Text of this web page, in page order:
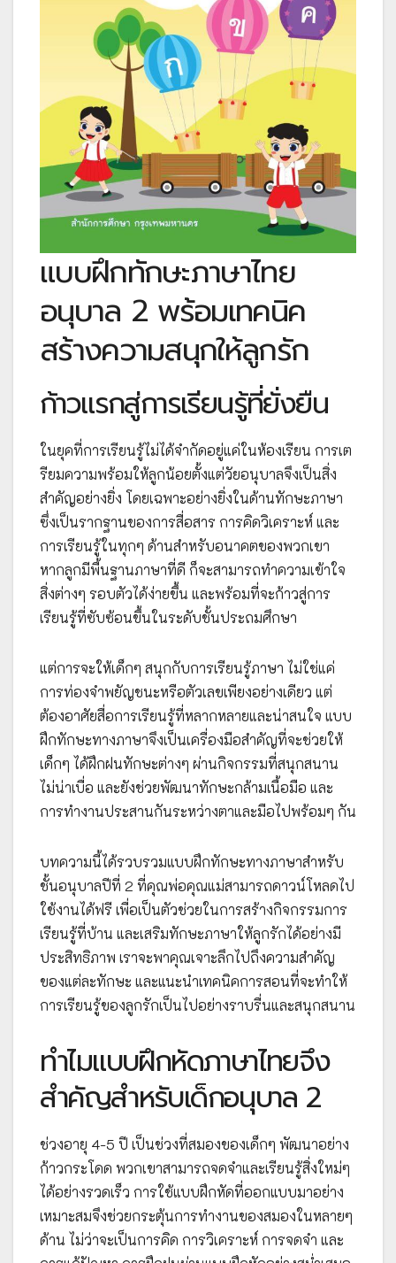
แบบฝึกทักษะภาษาไทย
อนุบาล 2 พร้อมเทคนิค
สร้างความสนุกให้ลูกรัก
ก้าวแรกสู่การเรียนรู้ที่ยั่งยืน
ในยุคที่การเรียนรู้ไม่ได้จำกัดอยู่แค่ในห้องเรียน การเต
รียมความพร้อมให้ลูกน้อยตั้งแต่วัยอนุบาลจึงเป็นสิ่ง
สำคัญอย่างยิ่ง โดยเฉพาะอย่างยิ่งในด้านทักษะภาษา
ซึ่งเป็นรากฐานของการสื่อสาร การคิดวิเคราะห์ และ
การเรียนรู้ในทุกๆ ด้านสำหรับอนาคตของพวกเขา
หากลูกมีพื้นฐานภาษาที่ดี ก็จะสามารถทำความเข้าใจ
สิ่งต่างๆ รอบตัวได้ง่ายขึ้น และพร้อมที่จะก้าวสู่การ
เรียนรู้ที่ซับซ้อนขึ้นในระดับชั้นประถมศึกษา
แต่การจะให้เด็กๆ สนุกกับการเรียนรู้ภาษา ไม่ใช่แค่
การท่องจำพยัญชนะหรือตัวเลขเพียงอย่างเดียว แต่
ต้องอาศัยสื่อการเรียนรู้ที่หลากหลายและน่าสนใจ แบบ
ฝึกทักษะทางภาษาจึงเป็นเครื่องมือสำคัญที่จะช่วยให้
เด็กๆ ได้ฝึกฝนทักษะต่างๆ ผ่านกิจกรรมที่สนุกสนาน
ไม่น่าเบื่อ และยังช่วยพัฒนาทักษะกล้ามเนื้อมือ และ
การทำงานประสานกันระหว่างตาและมือไปพร้อมๆ กัน
บทความนี้ได้รวบรวมแบบฝึกทักษะทางภาษาสำหรับ
ชั้นอนุบาลปีที่ 2 ที่คุณพ่อคุณแม่สามารถดาวน์โหลดไป
ใช้งานได้ฟรี เพื่อเป็นตัวช่วยในการสร้างกิจกรรมการ
เรียนรู้ที่บ้าน และเสริมทักษะภาษาให้ลูกรักได้อย่างมี
ประสิทธิภาพ เราจะพาคุณเจาะลึกไปถึงความสำคัญ
ของแต่ละทักษะ และแนะนำเทคนิคการสอนที่จะทำให้
การเรียนรู้ของลูกรักเป็นไปอย่างราบรื่นและสนุกสนาน
ทำไมแบบฝึกหัดภาษาไทยจึง
สำคัญสำหรับเด็กอนุบาล 2
ช่วงอายุ 4-5 ปี เป็นช่วงที่สมองของเด็กๆ พัฒนาอย่าง
ก้าวกระโดด พวกเขาสามารถจดจำและเรียนรู้สิ่งใหม่ๆ
ได้อย่างรวดเร็ว การใช้แบบฝึกหัดที่ออกแบบมาอย่าง
เหมาะสมจึงช่วยกระตุ้นการทำงานของสมองในหลายๆ
ด้าน ไม่ว่าจะเป็นการคิด การวิเคราะห์ การจดจำ และ